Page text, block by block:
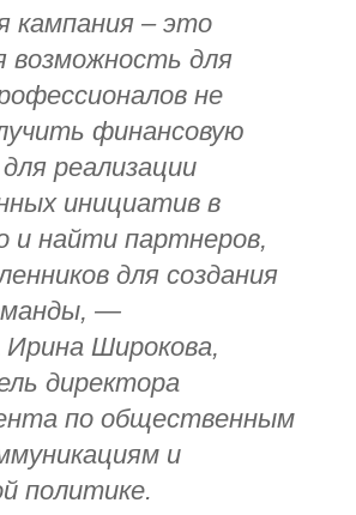
кампания – это
возможность для
не
финансовую
реализации
инициатив в
и найти партнеров,
для создания
—
Широкова,
директора
по общественным
и
политике.